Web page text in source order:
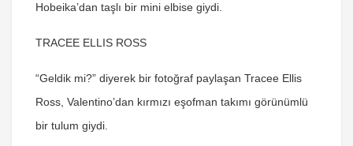
Hobeika’dan taşlı bir mini elbise giydi.
TRACEE ELLIS ROSS
“Geldik mi?” diyerek bir fotoğraf paylaşan Tracee Ellis
Ross, Valentino’dan kırmızı eşofman takımı görünümlü
bir tulum giydi.